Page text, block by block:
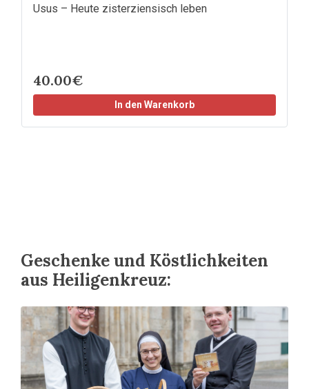
Usus – Heute zisterziensisch leben
40.00€
In den Warenkorb
Geschenke und Köstlichkeiten
aus Heiligenkreuz: